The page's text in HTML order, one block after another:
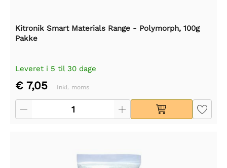
Kitronik Smart Materials Range - Polymorph, 100g
Pakke
Leveret i 5 til 30 dage
€ 7,05 Inkl. moms